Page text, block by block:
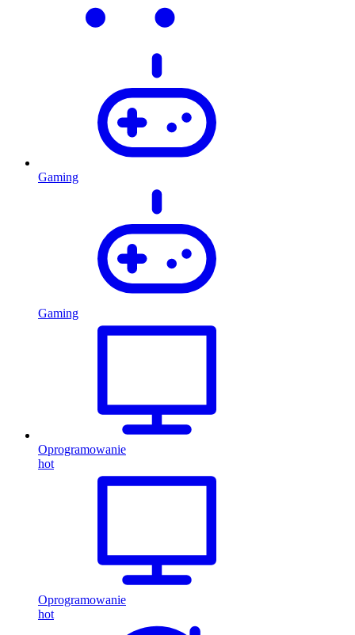
Gaming
Gaming
Oprogramowanie
hot
Oprogramowanie
hot